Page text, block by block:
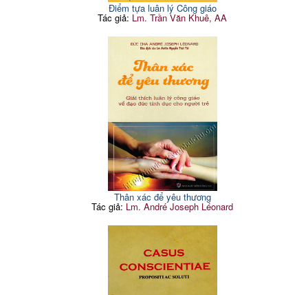
Điểm tựa luân lý Công giáo
Tác giả: Lm. Trần Văn Khuê, AA
Thân xác để yêu thương
Tác giả: Lm. André Joseph Léonard